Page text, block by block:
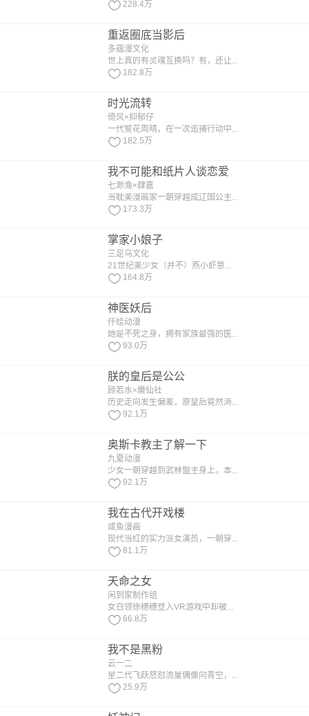
228.4万
重返圈底当影后
多蕴漫文化
世上真的有灵魂互换吗？有，还让...
182.8万
时光流转
倚风×抑郁仔
一代警花周晴，在一次追捕行动中...
182.5万
我不可能和纸片人谈恋爱
七渺渔×肆嘉
当耽美漫画家一朝穿越成辽国公主...
173.3万
掌家小娘子
三足乌文化
21世纪美少女（并不）燕小虾意...
164.8万
神医妖后
仟绘动漫
她是不死之身，拥有家族最强的医...
93.0万
朕的皇后是公公
顾若水×魔仙社
历史走向发生偏差，原皇后竟然消...
92.1万
奥斯卡教主了解一下
九夏动漫
少女一朝穿越到武林盟主身上，本...
92.1万
我在古代开戏楼
咸鱼漫画
现代当红的实力派女演员，一朝穿...
81.1万
天命之女
闲到家制作组
女白领徐穗穗登入VR游戏中却被...
66.8万
我不是黑粉
云一二
星二代飞跃怒怼流量偶像向青空，...
25.9万